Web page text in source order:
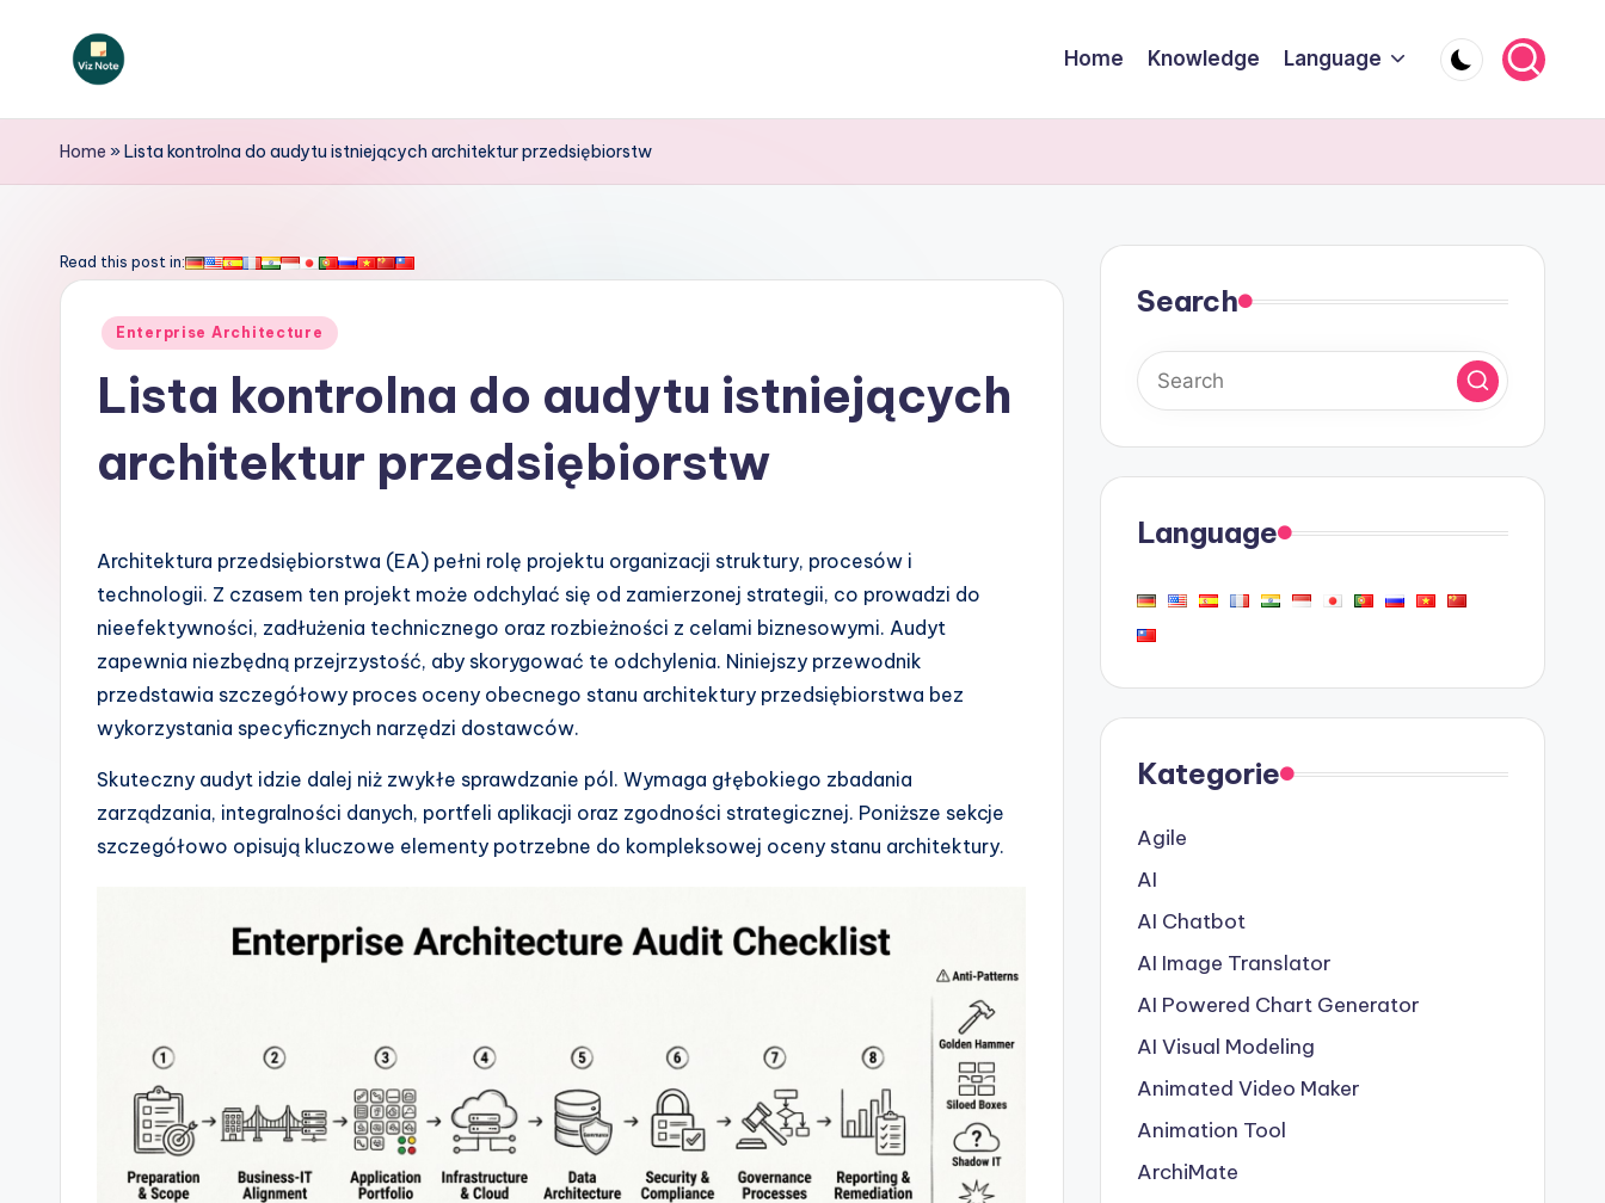
V
iz
o
A
Home Knowledge Language
Home »Lista kontrolna do audytu istniejących architektur przedsiębiorstw
Read this post in:
Posted
Enterprise Architecture
Lista kontrolna do audytu istniejących
architektur przedsiębiorstw
Architektura przedsiębiorstwa (EA) pełni rolę projektu organizacji struktury, procesów i
technologii. Z czasem ten projekt może odchylać się od zamierzonej strategii, co prowadzi do
nieefektywności, zadłużenia technicznego oraz rozbieżności z celami biznesowymi. Audyt
zapewnia niezbędną przejrzystość, aby skorygować te odchylenia. Niniejszy przewodnik
przedstawia szczegółowy proces oceny obecnego stanu architektury przedsiębiorstwa bez
wykorzystania specyficznych narzędzi dostawców.
Skuteczny audyt idzie dalej niż zwykłe sprawdzanie pól. Wymaga głębokiego zbadania
zarządzania, integralności danych, portfeli aplikacji oraz zgodności strategicznej. Poniższe sekcje
szczegółowo opisują kluczowe elementy potrzebne do kompleksowej oceny stanu architektury.
Search
Language
Kategorie
Agile
AI
AI Chatbot
AI Image Translator
AI Powered Chart Generator
AI Visual Modeling
Animated Video Maker
Animation Tool
ArchiMate